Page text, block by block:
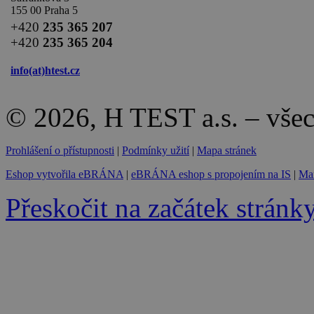
155 00 Praha 5
+420 235 365 207
+420 235 365 204
info(at)htest.cz
© 2026, H TEST a.s. –
Prohlášení o přístupnosti | Podmínky užití | Mapa stránek
Eshop vytvořila eBRÁNA | eBRÁNA eshop s propojením na IS |
Přeskočit na začátek